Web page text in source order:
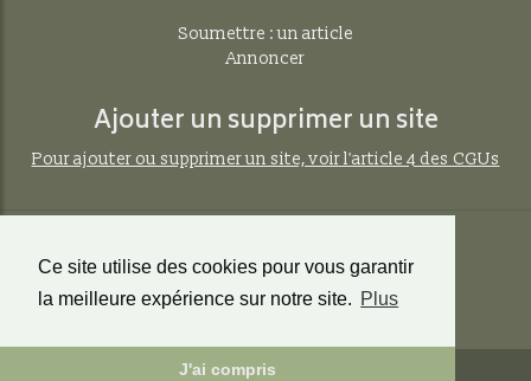
Ce site utilise des cookies pour vous garantir
la meilleure expérience sur notre site. Plus
J'ai compris
Soumettre : un article
Annoncer
Ajouter un supprimer un site
Pour ajouter ou supprimer un site, voir l'article 4 des CGUs
Contact
Contact à propos de cette page